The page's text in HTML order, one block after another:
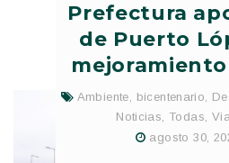
Prefectura
de Puerto
Ambiente, bicentenario,
Noticias, Todas,
agosto 30,